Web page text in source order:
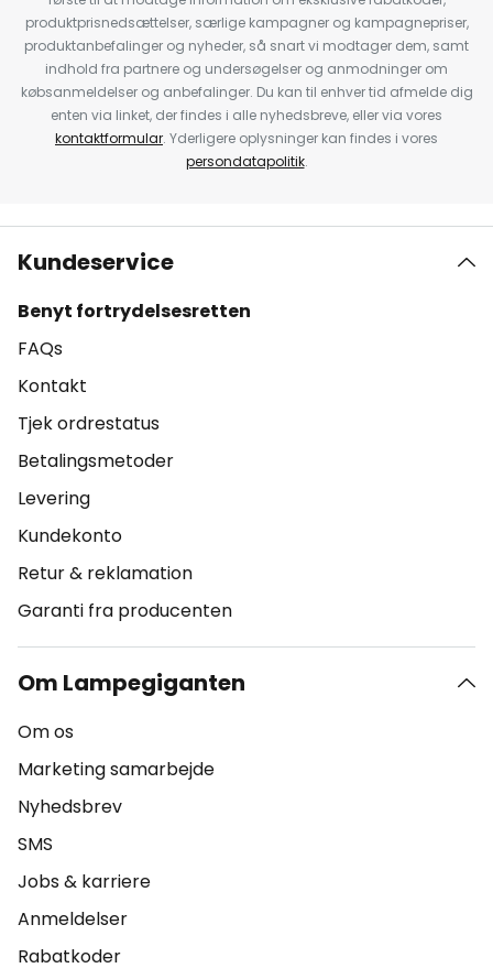
produktprisnedsættelser, særlige kampagner og kampagnepriser,
produktanbefalinger og nyheder, så snart vi modtager dem, samt
indhold fra partnere og undersøgelser og anmodninger om
købsanmeldelser og anbefalinger. Du kan til enhver tid afmelde dig
enten via linket, der findes i alle nyhedsbreve, eller via vores
kontaktformular. Yderligere oplysninger kan findes i vores
persondatapolitik.
Kundeservice
Benyt fortrydelsesretten
FAQs
Kontakt
Tjek ordrestatus
Betalingsmetoder
Levering
Kundekonto
Retur & reklamation
Garanti fra producenten
Om Lampegiganten
Om os
Marketing samarbejde
Nyhedsbrev
SMS
Jobs & karriere
Anmeldelser
Rabatkoder